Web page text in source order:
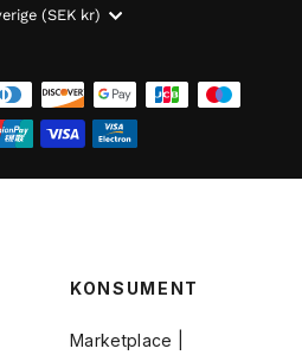
(SEK kr)
KONSUMENT
Marketplace |